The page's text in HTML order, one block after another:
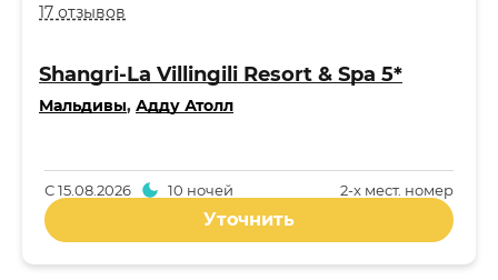
17 отзывов
Shangri-La Villingili Resort & Spa 5*
Мальдивы, Адду Атолл
2-x мест. номер
С15.08.2026 10 ночей
Уточнить